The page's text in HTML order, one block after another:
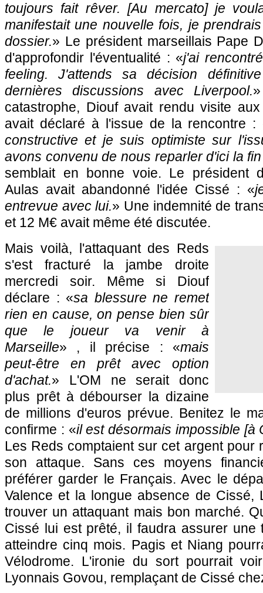
toujours fait rêver. [Au mercato] je
manifestait une nouvelle fois, je
dossier.» Le président marseillais Pape
d'approfondir l'éventualité : «j'ai
feeling. J'attends sa décision
dernières discussions avec Liverpool.
catastrophe, Diouf avait rendu visite
avait déclaré à l'issue de la rencontre :
constructive et je suis optimiste sur
avons convenu de nous reparler d'ici la
semblait en bonne voie. Le président
Aulas avait abandonné l'idée Cissé : «
entrevue avec lui.» Une indemnité de
et 12 M€ avait même été discutée.
Mais voilà, l'attaquant des Reds
s'est fracturé la jambe droite
mercredi soir. Même si Diouf
déclare : «sa blessure ne remet
rien en cause, on pense bien sûr
que le joueur va venir à
Marseille» , il précise : «mais
peut-être en prêt avec option
d'achat.» L'OM ne serait donc
plus prêt à débourser la dizaine
de millions d'euros prévue. Benitez le
confirme : «il est désormais impossible [à
Les Reds comptaient sur cet argent pour
son attaque. Sans ces moyens
préférer garder le Français. Avec le
Valence et la longue absence de Cissé,
trouver un attaquant mais bon marché.
Cissé lui est prêté, il faudra assurer une
atteindre cinq mois. Pagis et Niang
Vélodrome. L'ironie du sort pourrait
Lyonnais Govou, remplaçant de Cissé